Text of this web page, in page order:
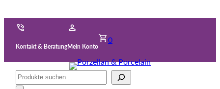
Kontakt & BeratungMein Konto
0
Suche